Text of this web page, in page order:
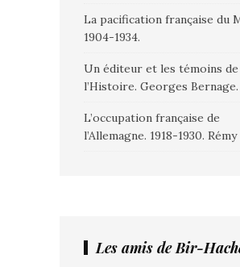
La pacification française du
1904-1934.
Un éditeur et les témoins de
l’Histoire. Georges Bernage.
L’occupation française de
l’Allemagne. 1918-1930.
Les amis de Bir-